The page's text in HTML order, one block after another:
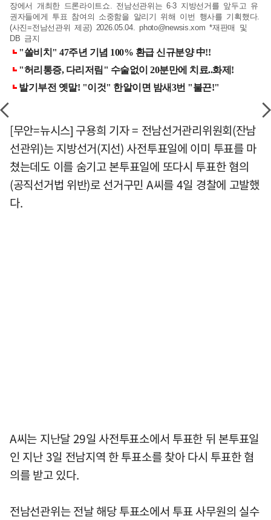
장에서 개최한 드론라이트쇼. 전남선관위는 6·3 지방선거를 앞두고 유
권자들에게 투표 참여의 소중함을 알리기 위해 이번 행사를 기획했다.
(사진=전남선관위 제공) 2026.05.04.photo@newsis.xom *재판매 및
DB 금지
[무안=뉴시스] 구용희 기자 = 전남선거관리위원회(잔남
선관위)는 지방선거(지선) 사전투표일에 이미 투표를 마
쳤는데도 이를 숨기고 본투표일에 또다시 투표한 혐의
(공직선거법 위반)로 선거구민 A씨를 4일 경찰에 고발했
다.
A씨는 지난달 29일 사전투표소에서 투표한 뒤 본투표일
인 지난 3일 전남지역 한 투표소를 찾아 다시 투표한 혐
의를 받고 있다.
전남선관위는 전날 해당 투표소에서 투표 사무원의 실수